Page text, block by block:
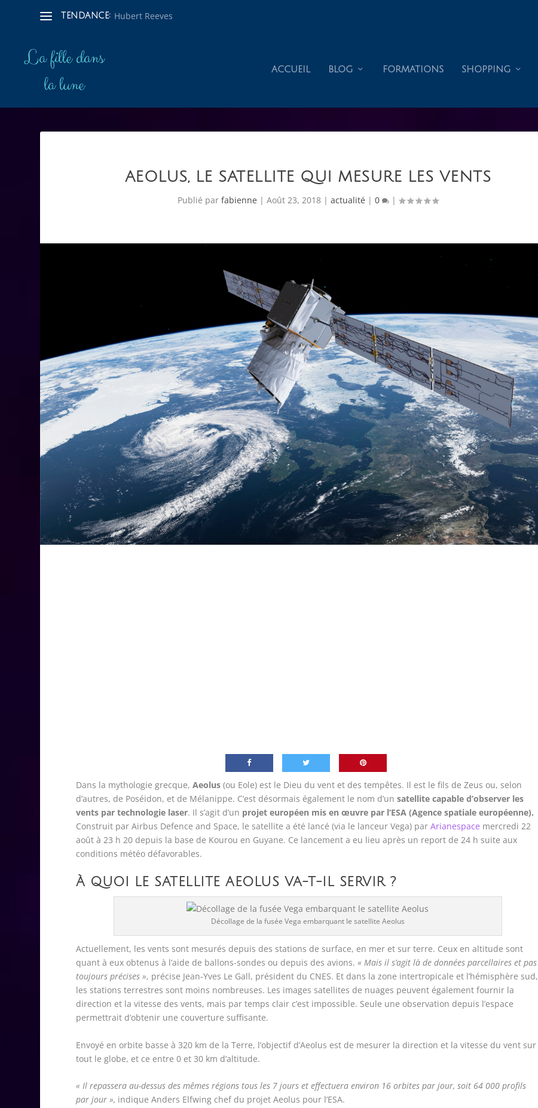
TENDANCE: Hubert Reeves
ACCUEIL BLOG FORMATIONS SHOPPING
AEOLUS, LE SATELLITE QUI MESURE LES VENTS
Publié par fabienne | Août 23, 2018| actualité | 0 |
Dans la mythologie grecque,Aeolus (ou Eole) est le Dieu du vent et des tempêtes. Il est le fils de Zeus ou, selon
d’autres, de Poséidon, et de Mélanippe. C’est désormais également le nom d’unsatellite capable d’observer les
vents par technologie laser. Il s’agit d’un projet européen mis en œuvre par l’ESA (Agence spatiale européenne).
Construit par Airbus Defence and Space, le satellite a été lancé (via le lanceur Vega) parArianespace mercredi 22
août à 23 h 20 depuis la base de Kourou en Guyane. Ce lancement a eu lieu après un report de 24 h suite aux
conditions météo défavorables.
À QUOI LE SATELLITE AEOLUS VA-T-IL SERVIR ?
Décollage de la fusée Vega embarquant le satellite Aeolus
Actuellement, les vents sont mesurés depuis des stations de surface, en mer et sur terre. Ceux en altitude sont
quant à eux obtenus à l’aide de ballons-sondes ou depuis des avions. « Mais il s’agit là de données parcellaires et pas
toujours précises», précise Jean-Yves Le Gall, président du CNES. Et dans la zone intertropicale et l’hémisphère sud,
les stations terrestres sont moins nombreuses. Les images satellites de nuages peuvent également fournir la
direction et la vitesse des vents, mais par temps clair c’est impossible. Seule une observation depuis l’espace
permettrait d’obtenir une couverture suffisante.
Envoyé en orbite basse à 320 km de la Terre, l’objectif d’Aeolus est de mesurer la direction et la vitesse du vent sur
tout le globe, et ce entre 0 et 30 km d’altitude.
« Il repassera au-dessus des mêmes régions tous les 7 jours et effectuera environ 16 orbites par jour, soit 64 000 profils
par jour», indique Anders Elfwing chef du projet Aeolus pour l’ESA.